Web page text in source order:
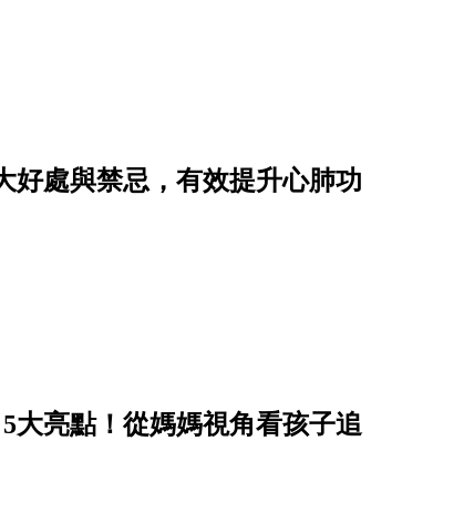
好處與禁忌，有效提升心肺功
大亮點！從媽媽視角看孩子追